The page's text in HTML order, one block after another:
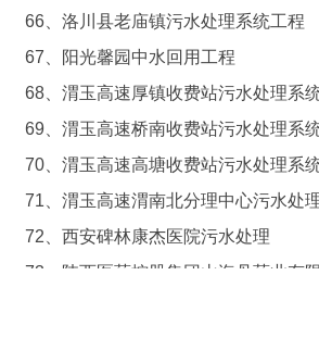
66、洛川县老庙镇污水处理系统工程
67、阳光馨园中水回用工程
68、渭玉高速厚镇收费站污水处理系
69、渭玉高速桥南收费站污水处理系
70、渭玉高速高塘收费站污水处理系
71、渭玉高速渭南北分理中心污水处
72、西安碑林康杰医院污水处理
73、陕西医药控股集团山海丹药业有